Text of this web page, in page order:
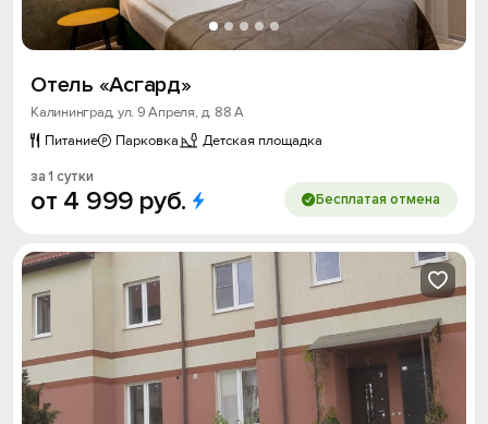
Отель «Асгард»
Калининград, ул. 9 Апреля, д. 88 А
Питание
Парковка Детская площадка
за 1 сутки
от 4 999 руб. Бесплатая отмена